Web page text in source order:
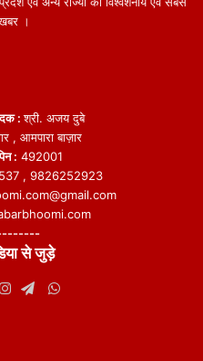
।
:श्री. अजय दुबे
, आमपारा बाज़ार
: 492001
, 9826252923
से जुड़े
WhatsApp